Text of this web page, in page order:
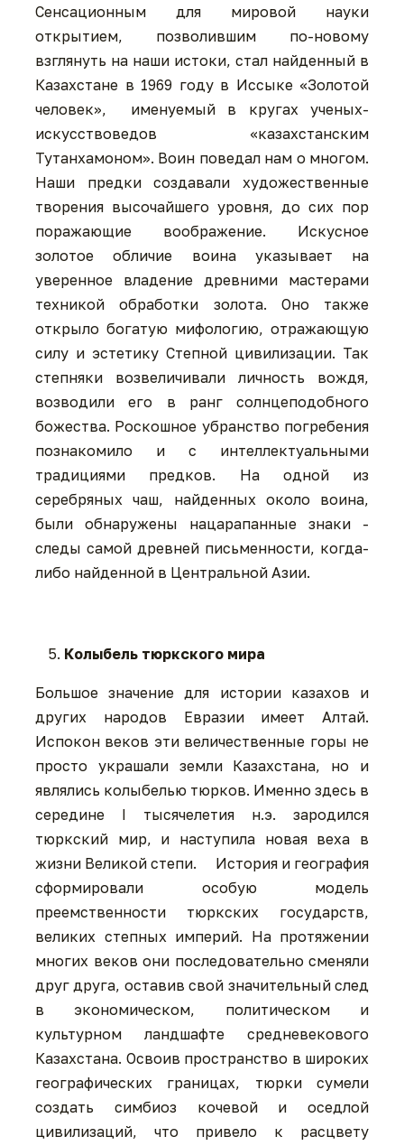
Сенсационным для мировой науки
открытием, позволившим по-новому
взглянуть на наши истоки, стал найденный в
Казахстане в 1969 году в Иссыке «Золотой
человек», именуемый в кругах ученых-
искусствоведов «казахстанским
Тутанхамоном». Воин поведал нам о многом.
Наши предки создавали художественные
творения высочайшего уровня, до сих пор
поражающие воображение. Искусное
золотое обличие воина указывает на
уверенное владение древними мастерами
техникой обработки золота. Оно также
открыло богатую мифологию, отражающую
силу и эстетику Степной цивилизации. Так
степняки возвеличивали личность вождя,
возводили его в ранг солнцеподобного
божества. Роскошное убранство погребения
познакомило и с интеллектуальными
традициями предков. На одной из
серебряных чаш, найденных около воина,
были обнаружены нацарапанные знаки -
следы самой древней письменности, когда-
либо найденной в Центральной Азии.
Колыбель тюркского мира
Большое значение для истории казахов и
других народов Евразии имеет Алтай.
Испокон веков эти величественные горы не
просто украшали земли Казахстана, но и
являлись колыбелью тюрков. Именно здесь в
середине I тысячелетия н.э. зародился
тюркский мир, и наступила новая веха в
жизни Великой степи. История и география
сформировали особую модель
преемственности тюркских государств,
великих степных империй. На протяжении
многих веков они последовательно сменяли
друг друга, оставив свой значительный след
в экономическом, политическом и
культурном ландшафте средневекового
Казахстана. Освоив пространство в широких
географических границах, тюрки сумели
создать симбиоз кочевой и оседлой
цивилизаций, что привело к расцвету